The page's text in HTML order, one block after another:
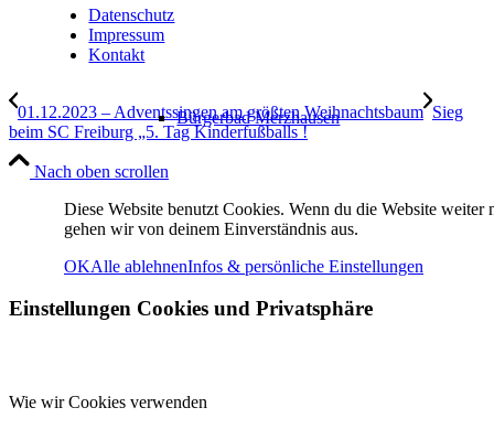
Bürgerbad Merzhausen
Datenschutz
Impressum
Kontakt
01.12.2023 – Adventssingen am größten Weihnachtsbaum Sieg
beim SC Freiburg „5. Tag Kinderfußballs !
Nach oben scrollen
Diese Website benutzt Cookies. Wenn du die Website weiter
gehen wir von deinem Einverständnis aus.
OKAlle ablehnenInfos & persönliche Einstellungen
Einstellungen Cookies und Privatsphäre
Wie wir Cookies verwenden